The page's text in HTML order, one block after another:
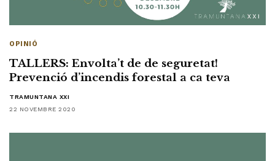
OPINIÓ
TALLERS: Envolta’t de de seguretat!
Prevenció d’incendis forestal a ca teva
TRAMUNTANA XXI
22 NOVEMBRE 2020